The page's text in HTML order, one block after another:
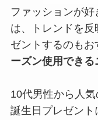
ファッションが
は、トレンドを
ゼントするのもお
ーズン使用できる
10代男性から人
誕生日プレゼント